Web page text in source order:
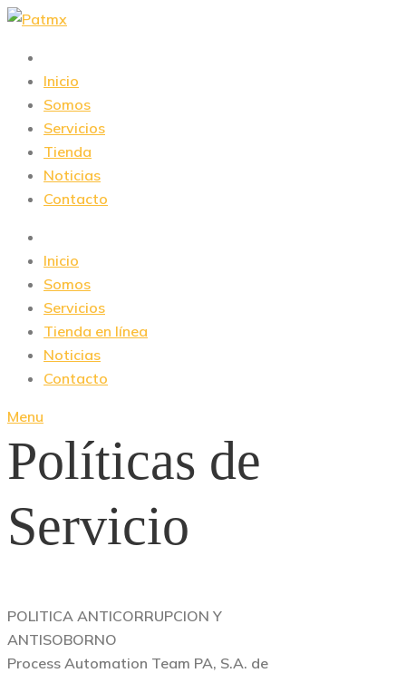
Skip
content
Inicio
Somos
Servicios
Tienda
Noticias
Contacto
Inicio
Somos
Servicios
Tienda en línea
Noticias
Contacto
Menu
Políticas de
Servicio
POLITICA ANTICORRUPCION Y
ANTISOBORNO
Process Automation Team PA, S.A. de